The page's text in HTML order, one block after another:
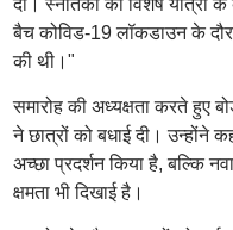
दी। स्नातकों की विशेष यात्रा
बैच कोविड-19 लॉकडाउन के
की थी।"
समारोह की अध्यक्षता करते हुए
ने छात्रों को बधाई दी।
अच्छा प्रदर्शन किया है, बल्कि
क्षमता भी दिखाई है।